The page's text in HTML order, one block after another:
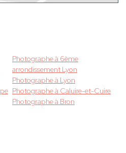
Photographe à 6ème
arrondissement Lyon
Photographe à Lyon
Photographe à Caluire-et-Cuire
Photographe à Bron